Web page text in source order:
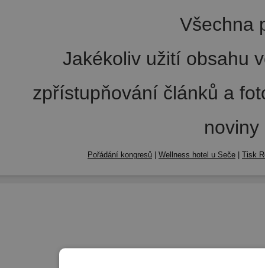
Všechna
Jakékoliv užití obsahu
zpřístupňování článků a
Pořádání kongresů | Wellness hotel u Seče | Tisk